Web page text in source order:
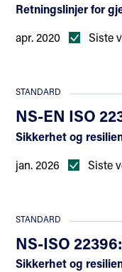
Retningslinjer for
apr. 2020
Siste
STANDARD
NS-EN ISO
Sikkerhet og
jan. 2026
Siste
STANDARD
NS-ISO
Sikkerhet og